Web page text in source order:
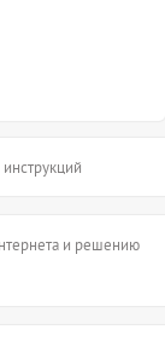
и решению